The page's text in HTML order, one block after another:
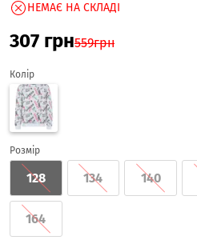
НЕМАЄ НА СКЛАДІ
307 грн559грн
Колір
Розмір
128 134 140
164